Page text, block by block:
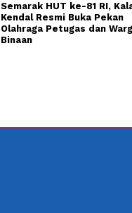
Semarak HUT ke-81 RI,
Kendal Resmi Buka Pekan
Olahraga Petugas dan
Binaan